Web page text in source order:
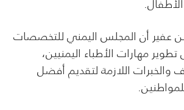
بن عفير أن المجلس اليمني للتخصصات
مهارات الأطباء اليمنيين،
والخبرات اللازمة لتقديم أفضل